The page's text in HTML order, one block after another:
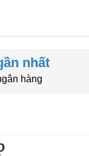
nhất
hàng